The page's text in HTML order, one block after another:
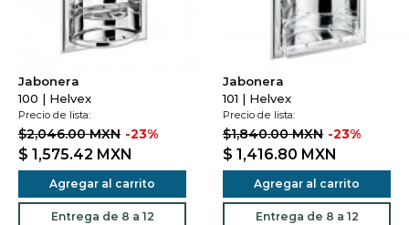
Jabonera
100 | Helvex
Precio de lista:
$2,046.00 MXN -23%
$ 1,575.42 MXN
Agregar al carrito
Entrega de 8 a 12
Jabonera
101 | Helvex
Precio de lista:
$1,840.00 MXN -23%
$ 1,416.80 MXN
Agregar al carrito
Entrega de 8 a 12